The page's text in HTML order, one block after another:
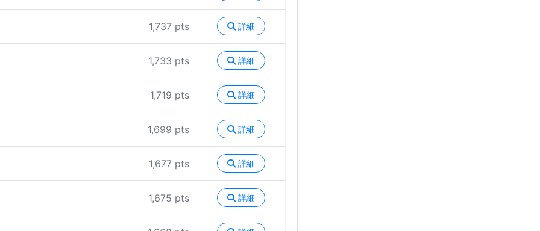
1,737 pts 詳細
1,733 pts 詳細
1,719 pts 詳細
1,699 pts 詳細
1,677 pts 詳細
1,675 pts 詳細